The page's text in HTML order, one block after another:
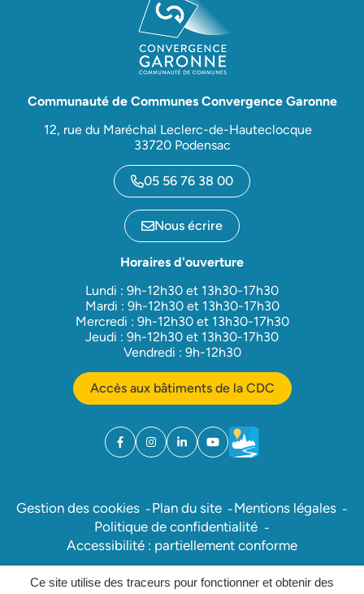
Ce site utilise des traceurs pour fonctionner et obtenir des
Communauté de Communes Convergence Garonne
12, rue du Maréchal Leclerc-de-Hauteclocque
33720 Podensac
05 56 76 38 00
Nous écrire
Horaires d'ouverture
Lundi : 9h-12h30 et 13h30-17h30
Mardi : 9h-12h30 et 13h30-17h30
Mercredi : 9h-12h30 et 13h30-17h30
Jeudi : 9h-12h30 et 13h30-17h30
Vendredi : 9h-12h30
Accès aux bâtiments de la CDC
Facebook
(ouverture dans un nouvel onglet)
Instagram
(ouverture dans un nouvel onglet)
Linkedin
(ouverture dans un nouvel onglet)
YouTube
(ouverture dans un nouvel
Météo
(ouverture dans un
Gestion des cookies Plan du site
Mentions légales
Politique de confidentialité
Accessibilité : partiellement conforme
Inovagora (ouverture dans un